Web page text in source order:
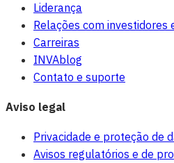
Liderança
Relações com investidores
Carreiras
INVAblog
Contato e suporte
Aviso legal
Privacidade e proteção de
Avisos regulatórios e de